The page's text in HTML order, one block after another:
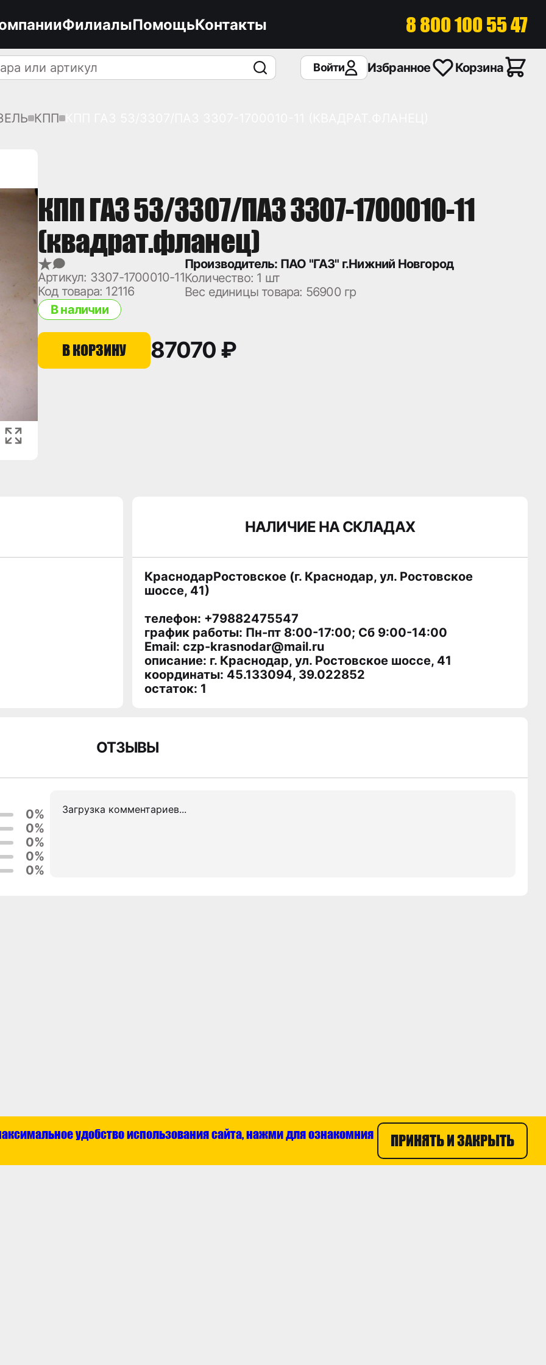
ФилиалыПомощьКонтакты 8 800 100 55 47
Войти Избранное Корзина
КПП
КПП ГАЗ 53/3307/ПАЗ 3307-1700010-11
(квадрат.фланец)
Артикул: 3307-1700010-11
Код товара: 12116
Производитель: ПАО "ГАЗ" г.Нижний Новгород
Количество: 1 шт
Вес единицы товара: 56900 гр
В наличии
В КОРЗИНУ 87070 ₽
НАЛИЧИЕ НА СКЛАДАХ
КраснодарРостовское (г. Краснодар, ул. Ростовское
шоссе, 41)
телефон: +79882475547
график работы: Пн-пт 8:00-17:00; Сб 9:00-14:00
Email: czp-krasnodar@mail.ru
описание: г. Краснодар, ул. Ростовское шоссе, 41
координаты: 45.133094, 39.022852
остаток: 1
ОТЗЫВЫ
0%
0%
0%
0%
0%
Загрузка комментариев...
удобство использования сайта, нажми для ознакомния
ПРИНЯТЬ И ЗАКРЫТЬ